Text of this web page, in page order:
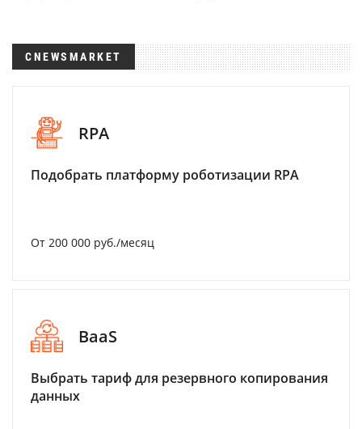
CNEWSMARKET
RPA
Подобрать платформу роботизации RPA
От 200 000 руб./месяц
BaaS
Выбрать тариф для резервного копирования
данных